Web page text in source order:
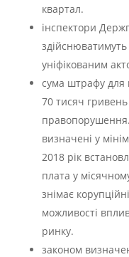
квартал.
інспектори
здійснюватимуть
уніфікованим
сума штрафу для
70 тисяч
визначені у
2018 рік
плата у
знімає
можливості
ринку.
законом